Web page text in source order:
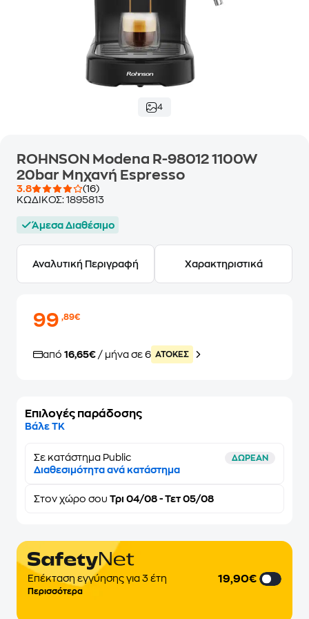
4
ROHNSON Modena R-98012 1100W
20bar Μηχανή Espresso
3.8
(16)
ΚΩΔΙΚΟΣ: 1895813
Άμεσα Διαθέσιμο
Αναλυτική Περιγραφή Χαρακτηριστικά
99,89€
από 16,65€ / μήνα σε 6 ATOKEΣ
Επιλογές παράδοσης
Βάλε ΤΚ
Σε κατάστημα Public ΔΩΡΕΑΝ
Διαθεσιμότητα ανά κατάστημα
Στον χώρο σου Τρι 04/08 - Τετ 05/08
Επέκταση εγγύησης για 3 έτη
Περισσότερα
19,90€